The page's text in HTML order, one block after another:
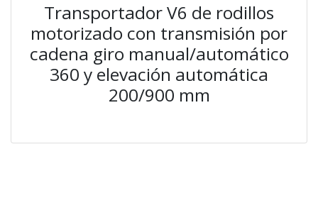
Transportador V6 de rodillos
motorizado con transmisión por
cadena giro manual/automático
360 y elevación automática
200/900 mm